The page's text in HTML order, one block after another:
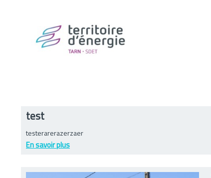
test
testerarerazerzaer
En savoir plus